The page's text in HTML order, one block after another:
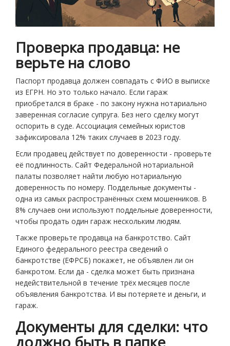
Проверка продавца: не
верьте на слово
Паспорт продавца должен совпадать с ФИО в выписке
из ЕГРН. Но это только начало. Если гараж
приобретался в браке - по закону нужна нотариально
заверенная согласие супруга. Без него сделку могут
оспорить в суде. Ассоциация семейных юристов
зафиксировала 12% таких случаев в 2023 году.
Если продавец действует по доверенности - проверьте
её подлинность. Сайт Федеральной нотариальной
палаты позволяет найти любую нотариальную
доверенность по номеру. Поддельные документы -
одна из самых распространённых схем мошенников. В
8% случаев они используют поддельные доверенности,
чтобы продать один гараж нескольким людям.
Также проверьте продавца на банкротство. Сайт
Единого федерального реестра сведений о
банкротстве (ЕФРСБ) покажет, не объявлен ли он
банкротом. Если да - сделка может быть признана
недействительной в течение трёх месяцев после
объявления банкротства. И вы потеряете и деньги, и
гараж.
Документы для сделки: что
должно быть в папке